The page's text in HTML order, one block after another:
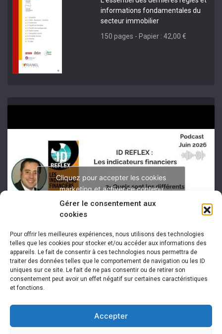
Gérer le consentement aux
cookies
Pour offrir les meilleures expériences, nous utilisons des technologies
telles que les cookies pour stocker et/ou accéder aux informations des
appareils. Le fait de consentir à ces technologies nous permettra de
traiter des données telles que le comportement de navigation ou les ID
uniques sur ce site. Le fait de ne pas consentir ou de retirer son
consentement peut avoir un effet négatif sur certaines caractéristiques
et fonctions.
Accepter
informations fondamentales du
secteur immobilier
150 pages - Papier : 42,00 €
Cliquez pour accepter les cookies
marketing et activer ce contenu